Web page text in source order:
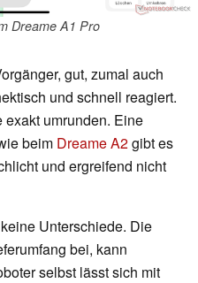
Dreame A1 Pro
gut, zumal auch
und schnell reagiert.
umrunden. Eine
beim Dreame A2gibt es
und ergreifend nicht
Unterschiede. Die
bei, kann
selbst lässt sich mit